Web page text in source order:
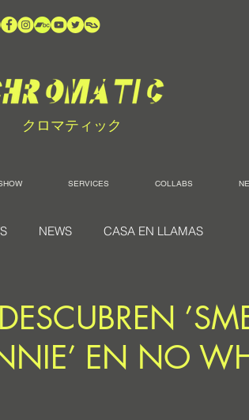
クロマティック
SERVICES COLLABS
NEWS CASA EN LLAMAS
EN NO